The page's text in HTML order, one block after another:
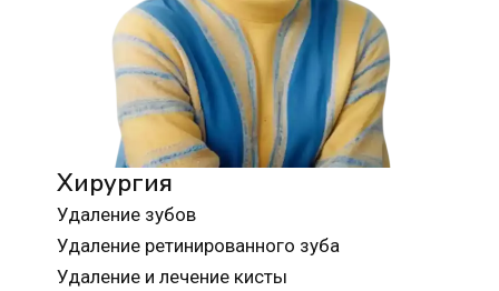
Хирургия
Удаление зубов
Удаление ретинированного зуба
Удаление и лечение кисты